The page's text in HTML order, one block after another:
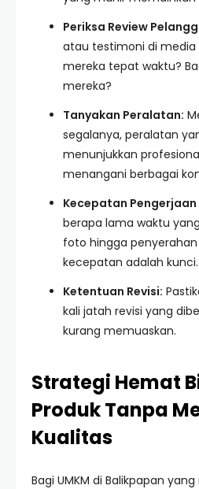
Periksa Review
atau testimoni di media
mereka tepat waktu?
mereka?
Tanyakan Peralatan:
segalanya, peralatan
menunjukkan
menangani berbagai
Kecepatan Pengerjaan
berapa lama waktu
foto hingga
kecepatan adalah kunci.
Ketentuan Revisi:
kali jatah revisi yang
kurang memuaskan.
Strategi Hemat
Produk Tanpa
Kualitas
Bagi UMKM di Balikpapan